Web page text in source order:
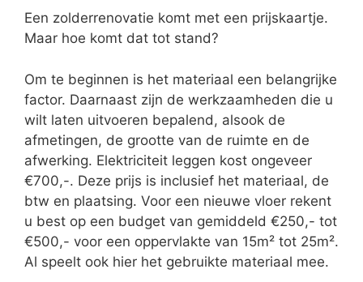
Een zolderrenovatie komt met een prijskaartje.
Maar hoe komt dat tot stand?
Om te beginnen is het materiaal een belangrijke
factor. Daarnaast zijn de werkzaamheden die u
wilt laten uitvoeren bepalend, alsook de
afmetingen, de grootte van de ruimte en de
afwerking. Elektriciteit leggen kost ongeveer
€700,-. Deze prijs is inclusief het materiaal, de
btw en plaatsing. Voor een nieuwe vloer rekent
u best op een budget van gemiddeld €250,- tot
€500,- voor een oppervlakte van 15m² tot 25m².
Al speelt ook hier het gebruikte materiaal mee.